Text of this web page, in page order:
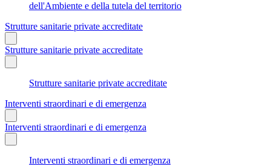
dell'Ambiente e della tutela del territorio
Strutture sanitarie private accreditate
Strutture sanitarie private accreditate
Strutture sanitarie private accreditate
Interventi straordinari e di emergenza
Interventi straordinari e di emergenza
Interventi straordinari e di emergenza